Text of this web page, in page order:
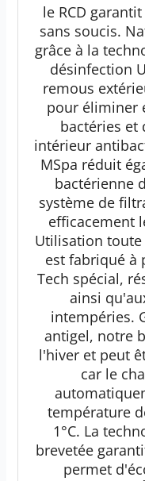
le RCD
sans soucis.
grâce à la
désinfection
remous
pour éliminer
bactéries et
intérieur
MSpa réduit
bactérienne
système de
efficacement
Utilisation
est fabriqué à
Tech spécial,
ainsi
intempéries.
antigel, notre
l'hiver et peut
car le
température
1°C. La
brevetée
permet